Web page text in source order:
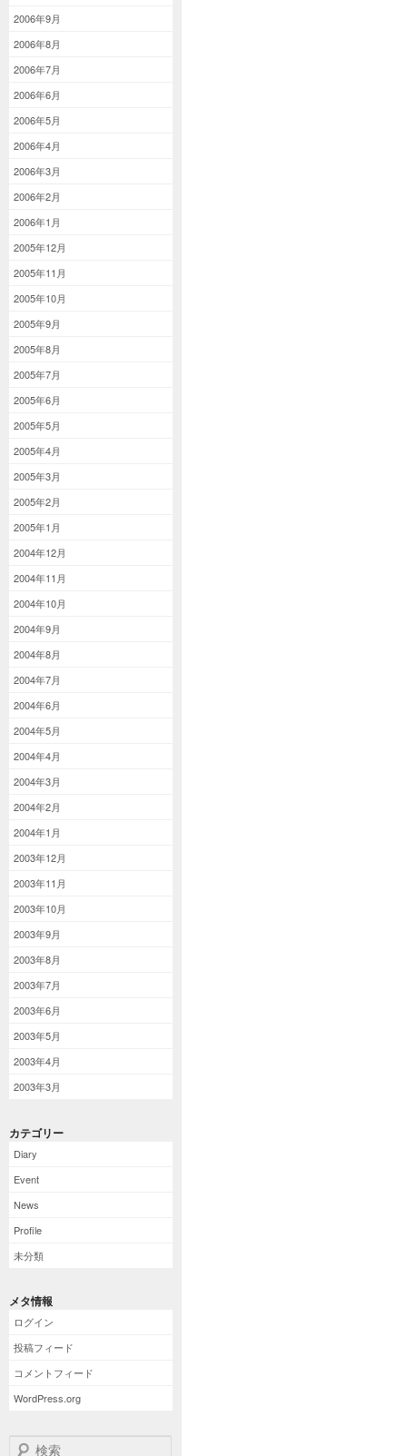
2006年9月
2006年8月
2006年7月
2006年6月
2006年5月
2006年4月
2006年3月
2006年2月
2006年1月
2005年12月
2005年11月
2005年10月
2005年9月
2005年8月
2005年7月
2005年6月
2005年5月
2005年4月
2005年3月
2005年2月
2005年1月
2004年12月
2004年11月
2004年10月
2004年9月
2004年8月
2004年7月
2004年6月
2004年5月
2004年4月
2004年3月
2004年2月
2004年1月
2003年12月
2003年11月
2003年10月
2003年9月
2003年8月
2003年7月
2003年6月
2003年5月
2003年4月
2003年3月
カテゴリー
Diary
Event
News
Profile
未分類
メタ情報
ログイン
投稿フィード
コメントフィード
WordPress.org
検索